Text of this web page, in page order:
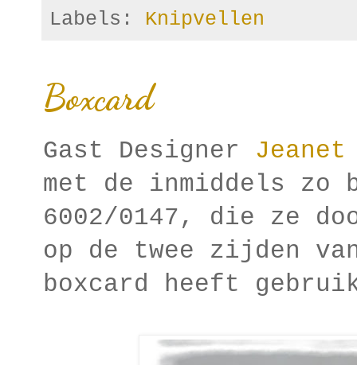
Labels: Knipvellen
Boxcard
Gast Designer Jeanet
met de inmiddels zo
6002/0147, die ze
op de twee zijden
boxcard heeft